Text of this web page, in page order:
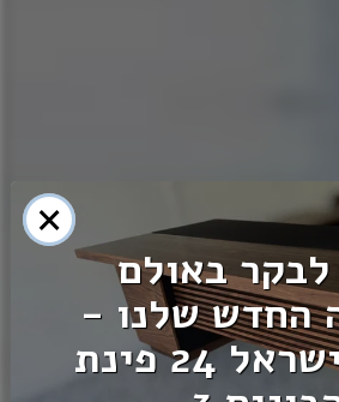
וציוד משרדי
בע"מ
×
לבקר באולם
החדש שלנו -
גיבורי ישראל 24 פינת